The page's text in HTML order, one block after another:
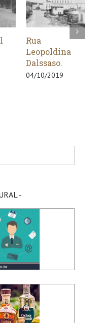
Rua
Leopoldina
Dalssaso.
04/10/2019
-